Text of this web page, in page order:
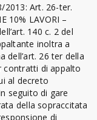
2013: Art. 26-ter.
10% LAVORI –
140 c. 2 del
inoltra a
dell’art. 26 ter della
contratti di appalto
al decreto
seguito di gare
della sopraccitata
di